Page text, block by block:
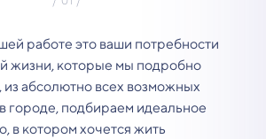
работе это ваши потребности
жизни, которые мы подробно
из абсолютно всех возможных
городе, подбираем идеальное
в котором хочется жить